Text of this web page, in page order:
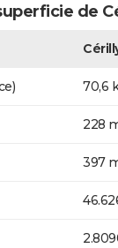
de
70,6
228
397